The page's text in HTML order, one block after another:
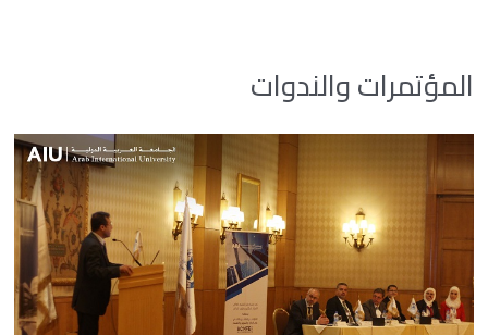
المؤتمرات والندوات